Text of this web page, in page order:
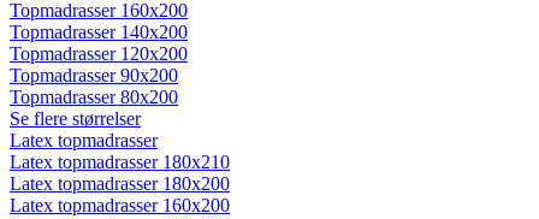
Topmadrasser 160x200
Topmadrasser 140x200
Topmadrasser 120x200
Topmadrasser 90x200
Topmadrasser 80x200
Se flere størrelser
Latex topmadrasser
Latex topmadrasser 180x210
Latex topmadrasser 180x200
Latex topmadrasser 160x200